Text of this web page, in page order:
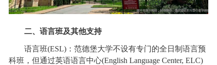
二、语言班及其他支持
语言班(ESL)：范德堡大学不设有专门的全日制语言预
科班，但通过英语语言中心(English Language Center, ELC)